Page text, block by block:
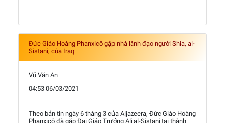
Đức Giáo Hoàng Phanxicô gặp nhà lãnh đạo người Shia, al-
Sistani, của Iraq
Vũ Văn An
04:53 06/03/2021
Theo bản tin ngày 6 tháng 3 của Aljazeera, Đức Giáo Hoàng
Phanxicô đã gặp Đại Giáo Trưởng Ali al-Sistani tại thành